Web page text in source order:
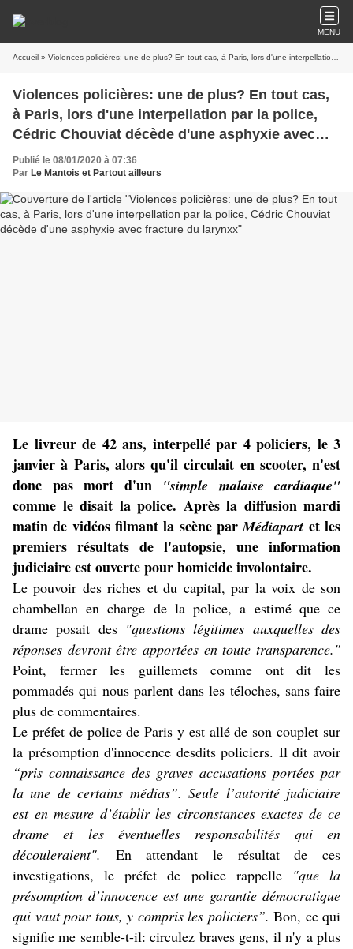
MENU
Accueil » Violences policières: une de plus? En tout cas, à Paris, lors d'une interpellation par la police, Cédric Chouviat décède d'une asphyxie avec fracture du larynxx
Violences policières: une de plus? En tout cas,
à Paris, lors d'une interpellation par la police,
Cédric Chouviat décède d'une asphyxie avec
fracture du larynxx
Publié le 08/01/2020 à 07:36
Par Le Mantois et Partout ailleurs
Le livreur de 42 ans, interpellé par 4 policiers, le 3
janvier à Paris, alors qu'il circulait en scooter, n'est
donc pas mort d'un "simple malaise cardiaque"
comme le disait la police. Après la diffusion mardi
matin de vidéos filmant la scène parMédiapart et les
premiers résultats de l'autopsie, une information
judiciaire est ouverte pour homicide involontaire.
Le pouvoir des riches et du capital, par la voix de son
chambellan en charge de la police, a estimé que ce
drame posait des "questions légitimes auxquelles des
réponses devront être apportées en toute transparence."
Point, fermer les guillemets comme ont dit les
pommadés qui nous parlent dans les téloches, sans faire
plus de commentaires.
Le préfet de police de Paris y est allé de son couplet sur
la présomption d'innocence desdits policiers. Il dit avoir
“pris connaissance des graves accusations portées par
la une de certains médias”. Seule l’autorité judiciaire
est en mesure d’établir les circonstances exactes de ce
drame et les éventuelles responsabilités qui en
découleraient". En attendant le résultat de ces
investigations, le préfet de police rappelle"que la
présomption d’innocence est une garantie démocratique
qui vaut pour tous, y compris les policiers”. Bon, ce qui
signifie me semble-t-il: circulez braves gens, il n'y a plus